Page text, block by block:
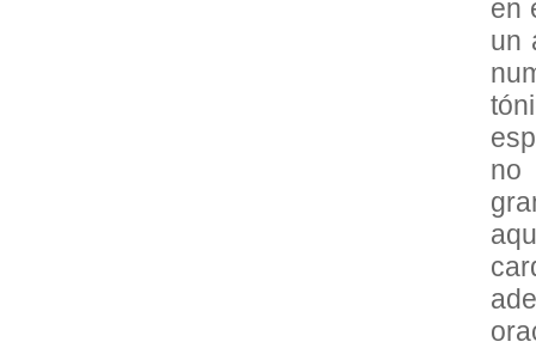
en
un
no